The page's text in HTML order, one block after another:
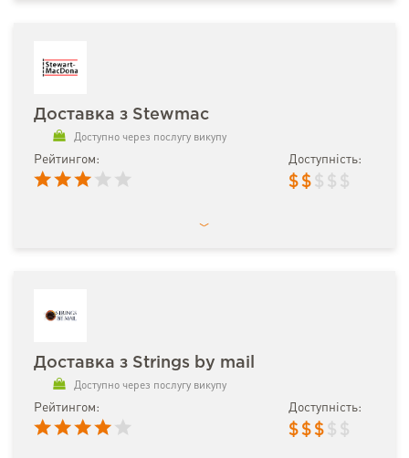
Доставка з Stewmac
Доступно через послугу викупу
Рейтингом: Доступність:
$ $ $ $ $
Доставка з Strings by mail
Доступно через послугу викупу
Рейтингом: Доступність:
$ $ $ $ $